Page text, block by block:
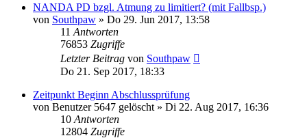
NANDA PD bzgl. Atmung zu limitiert? (mit Fallbsp.)
von Southpaw » Do 29. Jun 2017, 13:58
11 Antworten
76853 Zugriffe
Letzter Beitrag von Southpaw
Do 21. Sep 2017, 18:33
Zeitpunkt Beginn Abschlussprüfung
von Benutzer 5647 gelöscht » Di 22. Aug 2017, 16:36
10 Antworten
12804 Zugriffe